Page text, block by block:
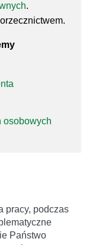
.
osobowych
pracy, podczas
Państwo